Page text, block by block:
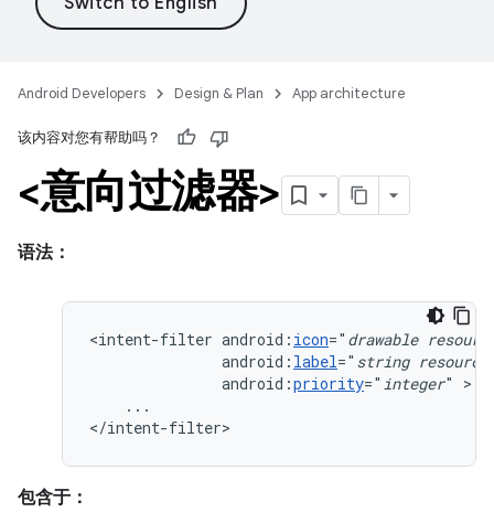
Android Developers Design & Plan App architecture
该内容对您有帮助吗？
<意向过滤器>
语法：
<intent-filter android: icon=" drawable
android: label=" string resource
android:priority=" integer"
...
</intent-filter>
包含于：